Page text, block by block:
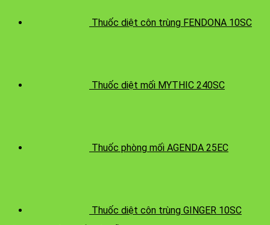
Thuốc diệt côn trùng FENDONA 10SC
Thuốc diệt mối MYTHIC 240SC
Thuốc phòng mối AGENDA 25EC
Thuốc diệt côn trùng GINGER 10SC